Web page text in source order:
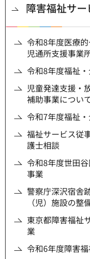
障害福祉サ
令和8年度医療
児通所支援事業
令和8年度福祉
児童発達支援・
補助事業につい
令和7年度福祉
福祉サービス従
護士相談
令和8年度世田
事業
警察庁深沢宿舎
（児）施設の
東京都障害福祉
業
令和6年度障害